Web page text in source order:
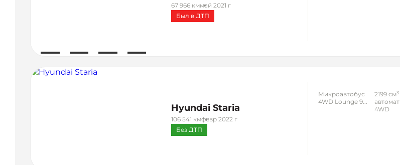
67 966 кммай 2021 г
Был в ДТП
Hyundai Staria
106 541 кмфевр 2022 г
Без ДТП
Микроавтобус
4WD Lounge 9...
2199 см3
автомат
4WD